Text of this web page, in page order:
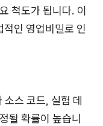
척도가 됩니다. 이
인 영업비밀로 인
소스 코드, 실험 데
될 확률이 높습니